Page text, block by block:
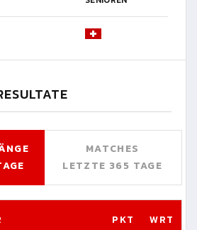
MATCHES
LETZTE 365 TAGE
PKT WRT